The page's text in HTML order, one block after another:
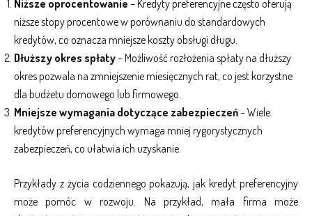
Niższe oprocentowanie – Kredyty preferencyjne często oferują
niższe stopy procentowe w porównaniu do standardowych
kredytów, co oznacza mniejsze koszty obsługi długu.
Dłuższy okres spłaty– Możliwość rozłożenia spłaty na dłuższy
okres pozwala na zmniejszenie miesięcznych rat, co jest korzystne
dla budżetu domowego lub firmowego.
Mniejsze wymagania dotyczące zabezpieczeń– Wiele
kredytów preferencyjnych wymaga mniej rygorystycznych
zabezpieczeń, co ułatwia ich uzyskanie.
Przykłady z życia codziennego pokazują, jak kredyt preferencyjny
może pomóc w rozwoju. Na przykład, mała firma może